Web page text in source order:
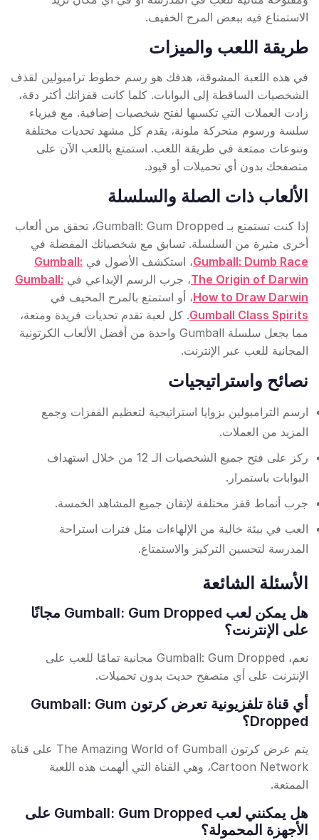
الاستمتاع فيه ببعض المرح الخفيف.
طريقة اللعب والميزات
في هذه اللعبة المشوقة، هدفك هو رسم خطوط ترامبولين لقذف
الشخصيات الساقطة إلى البوابات. كلما كانت قفزاتك أكثر دقة،
زادت العملات التي تكسبها لفتح شخصيات إضافية. مع فيزياء
سلسة ورسوم متحركة ملونة، يقدم كل مشهد تحديات مختلفة
وتنوعات ممتعة في طريقة اللعب. استمتع باللعب الآن على
متصفحك بدون أي تحميلات أو قيود.
الألعاب ذات الصلة والسلسلة
إذا كنت تستمتع بـ Gumball: Gum Dropped، تحقق من ألعاب
أخرى مثيرة من السلسلة. تسابق مع شخصياتك المفضلة في
Gumball: Dumb Race، استكشف الأصول في Gumball:
The Origin of Darwin، جرب الرسم الإبداعي في Gumball:
How to Draw Darwin، أو استمتع بالمرح المخيف في
Gumball Class Spirits. كل لعبة تقدم تحديات فريدة ومتعة،
مما يجعل سلسلة Gumball واحدة من أفضل الألعاب الكرتونية
المجانية للعب عبر الإنترنت.
نصائح واستراتيجيات
ارسم الترامبولين بزوايا استراتيجية لتعظيم القفزات وجمع
المزيد من العملات.
ركز على فتح جميع الشخصيات الـ 12 من خلال استهداف
البوابات باستمرار.
جرب أنماط قفز مختلفة لإتقان جميع المشاهد الخمسة.
العب في بيئة خالية من الإلهاءات مثل فترات استراحة
المدرسة لتحسين التركيز والاستمتاع.
الأسئلة الشائعة
هل يمكن لعب Gumball: Gum Dropped مجانًا
على الإنترنت؟
نعم، Gumball: Gum Dropped مجانية تمامًا للعب على
الإنترنت على أي متصفح حديث بدون تحميلات.
أي قناة تلفزيونية تعرض كرتون Gumball: Gum
Dropped؟
يتم عرض كرتون The Amazing World of Gumball على قناة
Cartoon Network، وهي القناة التي ألهمت هذه اللعبة
الممتعة.
هل يمكنني لعب Gumball: Gum Dropped على
الأجهزة المحمولة؟